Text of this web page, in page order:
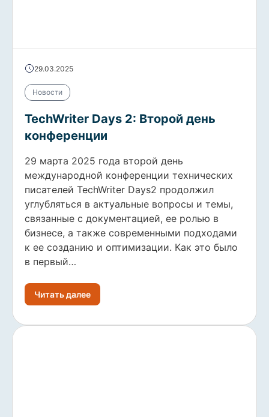
29.03.2025
Новости
TechWriter Days 2: Второй день
конференции
29 марта 2025 года второй день
международной конференции технических
писателей TechWriter Days2 продолжил
углубляться в актуальные вопросы и темы,
связанные с документацией, ее ролью в
бизнесе, а также современными подходами
к ее созданию и оптимизации. Как это было
в первый…
Читать далее